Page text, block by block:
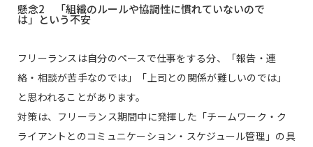
懸念2 「組織のルールや協調性に慣れていないので
は」という不安
フリーランスは自分のペースで仕事をする分、「報告・連
絡・相談が苦手なのでは」「上司との関係が難しいのでは」
と思われることがあります。
対策は、フリーランス期間中に発揮した「チームワーク・ク
ライアントとのコミュニケーション・スケジュール管理」の具